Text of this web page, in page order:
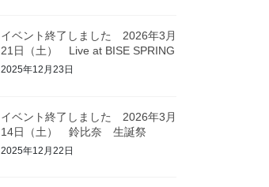
イベント終了しました 2026年3月
21日（土） Live at BISE SPRING
2025年12月23日
イベント終了しました 2026年3月
14日（土） 鈴比奈 生誕祭
2025年12月22日